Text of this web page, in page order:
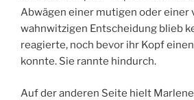
Abwägen einer mutigen oder einer
wahnwitzigen Entscheidung blieb
reagierte, noch bevor ihr Kopf
konnte. Sie rannte hindurch.
Auf der anderen Seite hielt